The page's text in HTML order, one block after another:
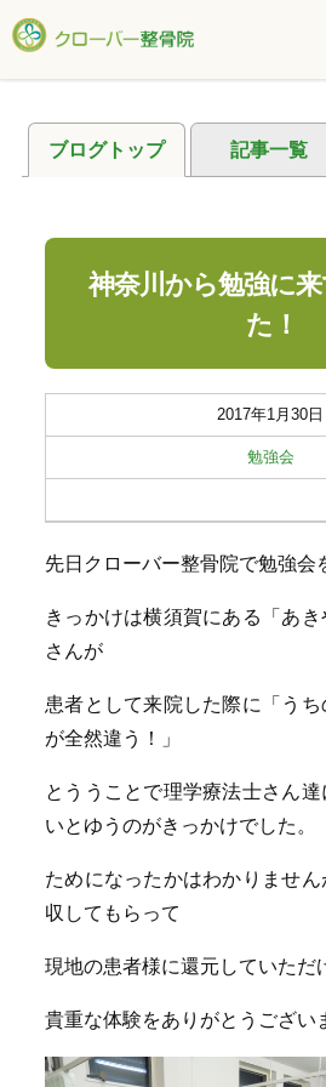
ブログトップ 記事一覧
神奈川から勉強に
た！
2017年1月30日
勉強会
先日クローバー整骨院で勉強会
きっかけは横須賀にある「あ
さんが
患者として来院した際に「う
が全然違う！」
とううことで理学療法士さん
いとゆうのがきっかけでした。
ためになったかはわかりませ
収してもらって
現地の患者様に還元していただ
貴重な体験をありがとうござい